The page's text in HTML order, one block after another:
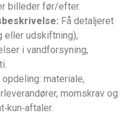
billeder før/efter.
Få detaljeret
eller udskiftning),
i vandforsyning,
materiale,
momskrav og